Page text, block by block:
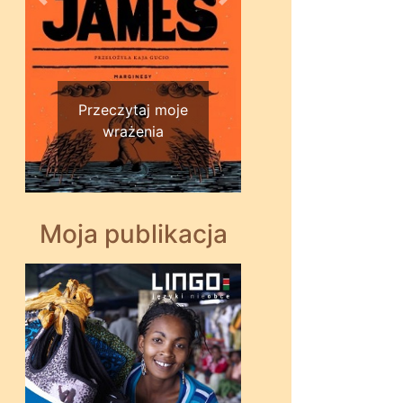
Przeczytaj moje
wrażenia
Wstecz Dalej
Moja publikacja